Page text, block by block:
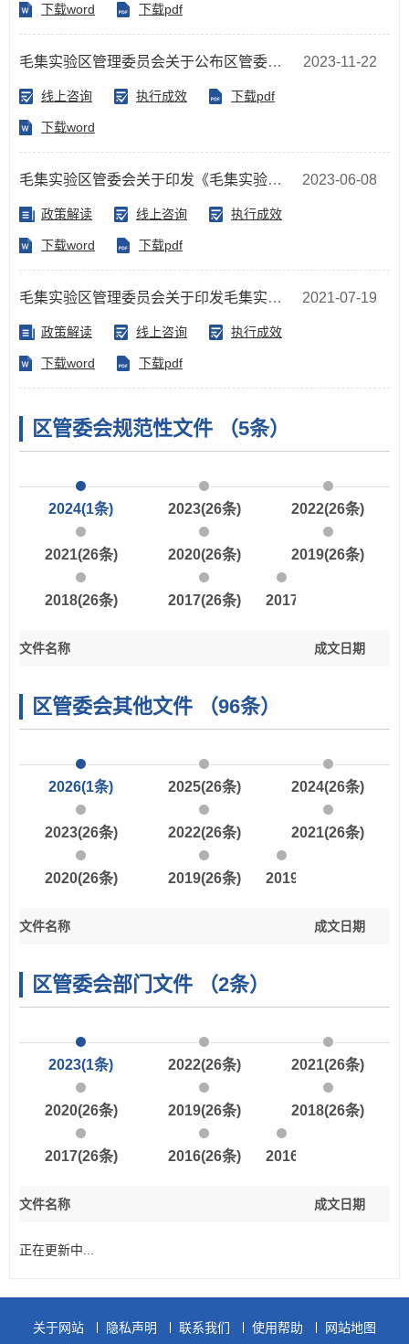
下载word 下载pdf
毛集实验区管理委员会关于公布区管委规范性文件清理结果的通知 2023-11-22
线上咨询 执行成效 下载pdf
下载word
毛集实验区管委会关于印发《毛集实验区管委会工作规则》的通知 2023-06-08
政策解读 线上咨询 执行成效
下载word 下载pdf
毛集实验区管理委员会关于印发毛集实验区国民经济和社会发展第十四个五年规划和2035年远景目标纲要的通知 2021-07-19
政策解读 线上咨询 执行成效
下载word 下载pdf
区管委会规范性文件 （5条）
2024(1条) 2023(26条) 2022(26条)
2021(26条) 2020(26条) 2019(26条)
2018(26条) 2017(26条) 2017以前
文件名称 成文日期
区管委会其他文件 （96条）
2026(1条) 2025(26条) 2024(26条)
2023(26条) 2022(26条) 2021(26条)
2020(26条) 2019(26条) 2019以前
文件名称 成文日期
区管委会部门文件 （2条）
2023(1条) 2022(26条) 2021(26条)
2020(26条) 2019(26条) 2018(26条)
2017(26条) 2016(26条) 2016以前
文件名称 成文日期
正在更新中...
关于网站 隐私声明 联系我们 使用帮助 网站地图